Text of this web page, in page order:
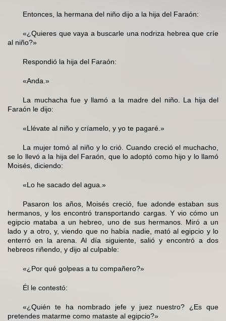
Entonces, la hermana del niño dijo a la hija del Faraón:
«¿Quieres que vaya a buscarle una nodriza hebrea que críe
al niño?»
Respondió la hija del Faraón:
«Anda.»
La muchacha fue y llamó a la madre del niño. La hija del
Faraón le dijo:
«Llévate al niño y críamelo, y yo te pagaré.»
La mujer tomó al niño y lo crió. Cuando creció el muchacho,
se lo llevó a la hija del Faraón, que lo adoptó como hijo y lo llamó
Moisés, diciendo:
«Lo he sacado del agua.»
Pasaron los años, Moisés creció, fue adonde estaban sus
hermanos, y los encontró transportando cargas. Y vio cómo un
egipcio mataba a un hebreo, uno de sus hermanos. Miró a un
lado y a otro, y, viendo que no había nadie, mató al egipcio y lo
enterró en la arena. Al día siguiente, salió y encontró a dos
hebreos riñendo, y dijo al culpable:
«¿Por qué golpeas a tu compañero?»
Él le contestó:
«¿Quién te ha nombrado jefe y juez nuestro? ¿Es que
pretendes matarme como mataste al egipcio?»